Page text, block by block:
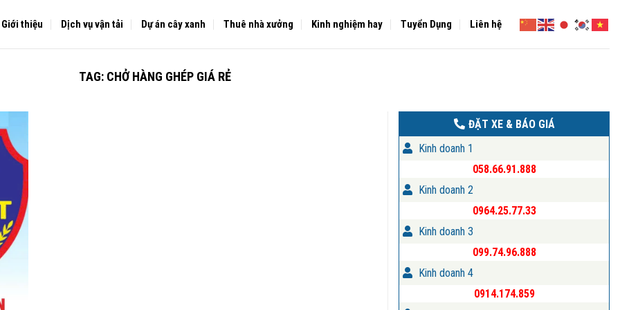
Giới thiệu Dịch vụ vận tải Dự án cây xanh Thuê nhà xưởng Kinh nghiệm hay Tuyển Dụng Liên hệ
TAG: CHỞ HÀNG GHÉP GIÁ RẺ
ĐẶT XE & BÁO GIÁ
Kinh doanh 1
058.66.91.888
Kinh doanh 2
0964.25.77.33
Kinh doanh 3
099.74.96.888
Kinh doanh 4
0914.174.859